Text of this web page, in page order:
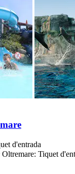
d'entrada
Oltremare: Tiquet